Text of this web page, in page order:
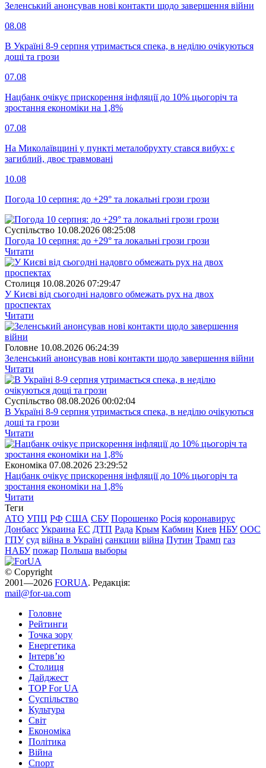
Зеленський анонсував нові контакти щодо завершення війни
08.08
В Україні 8-9 серпня утримається спека, в неділю очікуються
дощі та грози
07.08
Нацбанк очікує прискорення інфляції до 10% цьогоріч та
зростання економіки на 1,8%
07.08
На Миколаївщині у пункті металобрухту стався вибух: є
загиблий, двоє травмовані
10.08
Погода 10 серпня: до +29° та локальні грози грози
Суспiльство 10.08.2026 08:25:08
Погода 10 серпня: до +29° та локальні грози грози
Читати
Столиця 10.08.2026 07:29:47
У Києві від сьогодні надовго обмежать рух на двох
проспектах
Читати
Головне 10.08.2026 06:24:39
Зеленський анонсував нові контакти щодо завершення війни
Читати
Суспiльство 08.08.2026 00:02:04
В Україні 8-9 серпня утримається спека, в неділю очікуються
дощі та грози
Читати
Економіка 07.08.2026 23:29:52
Нацбанк очікує прискорення інфляції до 10% цьогоріч та
зростання економіки на 1,8%
Читати
Теги
АТО УПЦ РФ США СБУ Порошенко Росія коронавирус
Донбасс Украина ЕС ДТП Рада Крым Кабмин Киев НБУ ООС
ГПУ суд війна в Україні санкции війна Путин Трамп газ
НАБУ пожар Польша выборы
© Copyright
2001—2026 FORUA. Редакція:
mail@for-ua.com
Головне
Рейтинги
Точка зору
Енергетика
Інтерв’ю
Столиця
Дайджест
TOP For UA
Суспiльство
Культура
Світ
Економіка
Політика
Війна
Спорт